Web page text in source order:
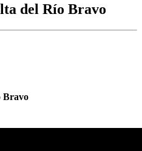
del Río Bravo
Bravo